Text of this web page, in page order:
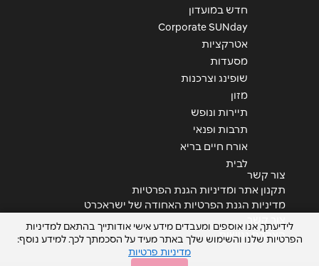
חדש במועדון
Corporate SUNday
אטרקציות
מסעדות
שופינג וצרכנות
מזון
תיירות ונופש
תרבות ופנאי
אורח חיים בריא
לבית
צור קשר
תקנון אתר ומדיניות הגנת הפרטיות
מדיניות הגנת הפרטיות האחודה של ישראכרט
הצהרת נגישות
לידיעתך, אנו אוספים ומעבדים מידע אישי אודותייך בהתאם למדיניות
הפרטיות שלנו והשימוש שלך באתר מעיד על הסכמתך לכך. למידע נוסף:
מדיניות פרטיות